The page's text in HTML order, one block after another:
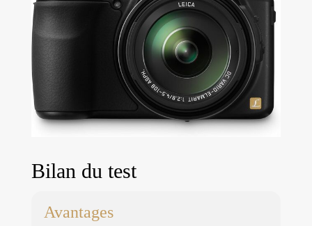
Bilan du test
Avantages